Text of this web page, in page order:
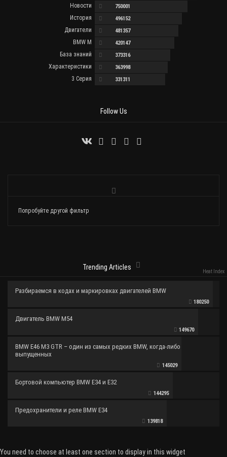
Новости 750001
История 496152
Двигатели 481357
BMW M 420147
База знаний 373316
Характеристики 363998
3 Серия 331311
Follow Us
Попробуйте другой фильтр
Trending Articles
Heat Index
Разбираемся в кодах и маркировках двигателей BMW
180250
Двигатель BMW M54
149670
BMW E46 M3 GTR – один из самых редких BMW, когда-либо
выпущенных
145029
Бортовой компьютер BMW E34 и E32
144295
Предохранители и реле BMW E34
139818
You need to choose at least one section to display in this widget